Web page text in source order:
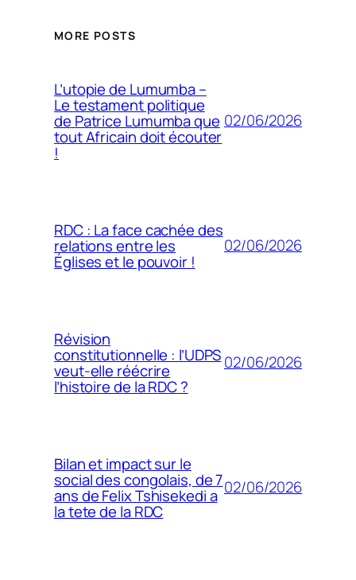
MORE POSTS
L’utopie de Lumumba –
Le testament politique
de Patrice Lumumba que
tout Africain doit écouter
!
02/06/2026
RDC : La face cachée des
relations entre les
Églises et le pouvoir !
02/06/2026
Révision
constitutionnelle : l’UDPS
veut-elle réécrire
l’histoire de la RDC ?
02/06/2026
Bilan et impact sur le
social des congolais, de 7
ans de Felix Tshisekedi a
la tete de la RDC
02/06/2026